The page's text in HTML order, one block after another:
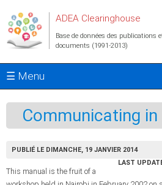
ADEA Clearinghouse
Base de données des publications
documents (1991-2013)
☰ Menu
Communicating
PUBLIÉ LE DIMANCHE, 19 JANVIER 2014
LAST
This manual is the fruit of a